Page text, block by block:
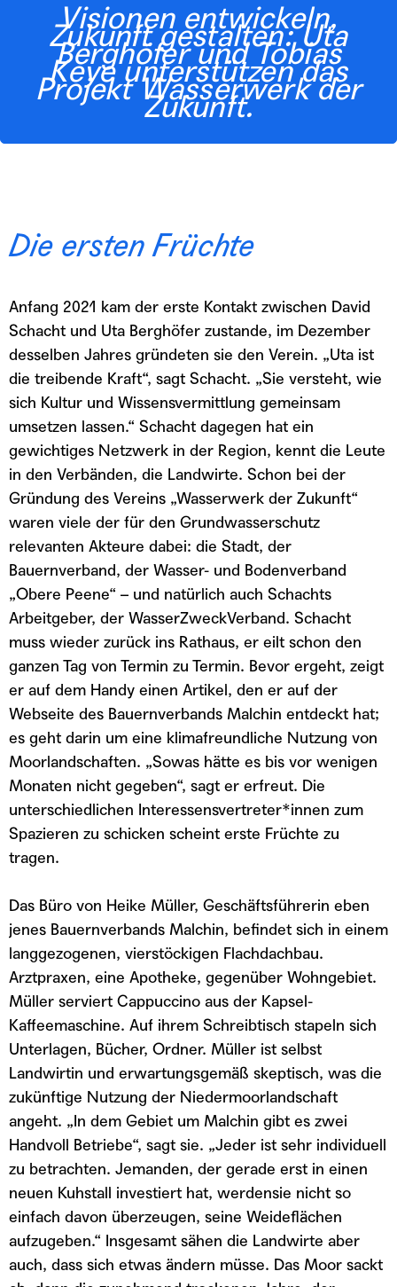
Visionen entwickeln,
Zukunft gestalten: Uta
Berghöfer und Tobias
Keye unterstützen das
Projekt Wasserwerk der
Zukunft.
Die ersten Früchte
Anfang 2021 kam der erste Kontakt zwischen David
Schacht und Uta Berghöfer zustande, im Dezember
desselben Jahres gründeten sie den Verein. „Uta ist
die treibende Kraft“, sagt Schacht. „Sie versteht, wie
sich Kultur und Wissensvermittlung gemeinsam
umsetzen lassen.“ Schacht dagegen hat ein
gewichtiges Netzwerk in der Region, kennt die Leute
in den Verbänden, die Landwirte. Schon bei der
Gründung des Vereins „Wasserwerk der Zukunft“
waren viele der für den Grundwasserschutz
relevanten Akteure dabei: die Stadt, der
Bauernverband, der Wasser- und Bodenverband
„Obere Peene“ – und natürlich auch Schachts
Arbeitgeber, der WasserZweckVerband. Schacht
muss wieder zurück ins Rathaus, er eilt schon den
ganzen Tag von Termin zu Termin. Bevor ergeht, zeigt
er auf dem Handy einen Artikel, den er auf der
Webseite des Bauernverbands Malchin entdeckt hat;
es geht darin um eine klimafreundliche Nutzung von
Moorlandschaften. „Sowas hätte es bis vor wenigen
Monaten nicht gegeben“, sagt er erfreut. Die
unterschiedlichen Interessensvertreter*innen zum
Spazieren zu schicken scheint erste Früchte zu
tragen.
Das Büro von Heike Müller, Geschäftsführerin eben
jenes Bauernverbands Malchin, befindet sich in einem
langgezogenen, vierstöckigen Flachdachbau.
Arztpraxen, eine Apotheke, gegenüber Wohngebiet.
Müller serviert Cappuccino aus der Kapsel-
Kaffeemaschine. Auf ihrem Schreibtisch stapeln sich
Unterlagen, Bücher, Ordner. Müller ist selbst
Landwirtin und erwartungsgemäß skeptisch, was die
zukünftige Nutzung der Niedermoorlandschaft
angeht. „In dem Gebiet um Malchin gibt es zwei
Handvoll Betriebe“, sagt sie. „Jeder ist sehr individuell
zu betrachten. Jemanden, der gerade erst in einen
neuen Kuhstall investiert hat, werdensie nicht so
einfach davon überzeugen, seine Weideflächen
aufzugeben.“ Insgesamt sähen die Landwirte aber
auch, dass sich etwas ändern müsse. Das Moor sackt